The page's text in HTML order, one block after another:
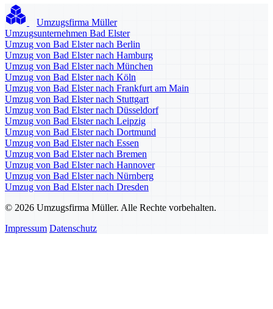
Umzugsfirma Müller
Umzugsunternehmen Bad Elster
Umzug von Bad Elster nach Berlin
Umzug von Bad Elster nach Hamburg
Umzug von Bad Elster nach München
Umzug von Bad Elster nach Köln
Umzug von Bad Elster nach Frankfurt am Main
Umzug von Bad Elster nach Stuttgart
Umzug von Bad Elster nach Düsseldorf
Umzug von Bad Elster nach Leipzig
Umzug von Bad Elster nach Dortmund
Umzug von Bad Elster nach Essen
Umzug von Bad Elster nach Bremen
Umzug von Bad Elster nach Hannover
Umzug von Bad Elster nach Nürnberg
Umzug von Bad Elster nach Dresden
© 2026 Umzugsfirma Müller. Alle Rechte vorbehalten.
Impressum Datenschutz